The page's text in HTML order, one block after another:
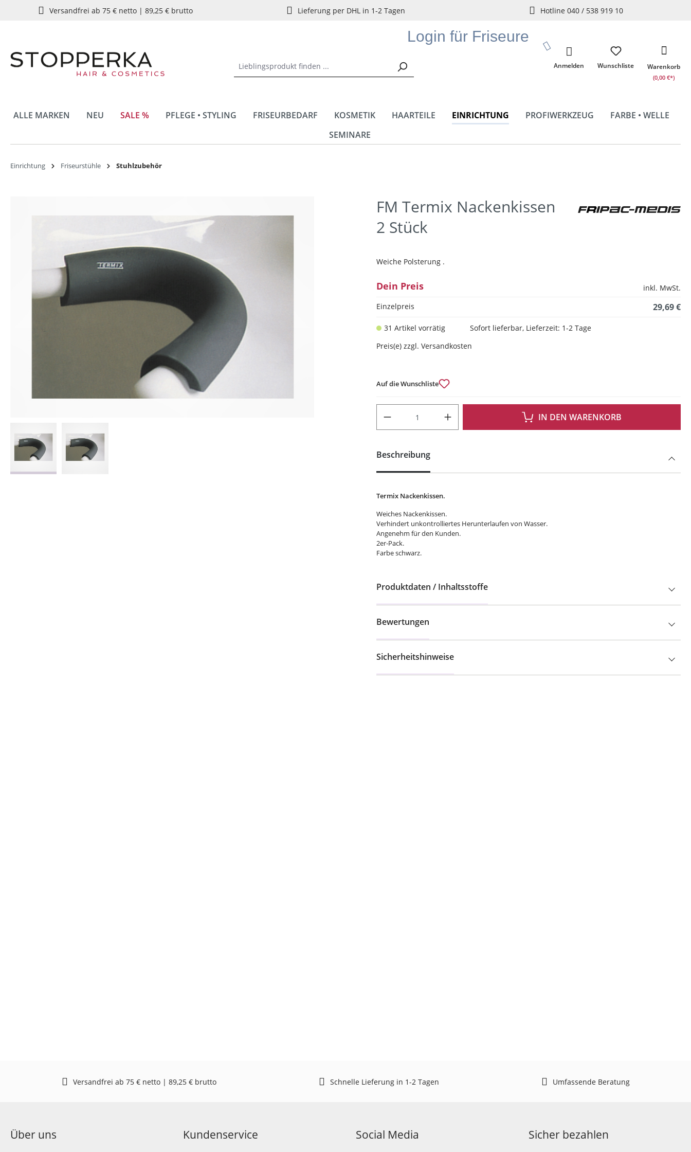
Zur Hauptnavigation springen
Versandfrei ab 75 € netto | 89,25 € brutto Lieferung per DHL in 1-2 Tagen Hotline 040 / 538 919 10
Login für Friseure
Wunschliste
Anmelden Warenkorb
(0,00 €*)
ALLE MARKEN NEU SALE % PFLEGE • STYLING FRISEURBEDARF KOSMETIK HAARTEILE EINRICHTUNG PROFIWERKZEUG
FARBE • WELLE
SEMINARE
Einrichtung Friseurstühle Stuhlzubehör
FM Termix Nackenkissen
2 Stück
Weiche Polsterung .
Dein Preis
inkl. MwSt.
Einzelpreis
29,69 €
31 Artikel vorrätig
Sofort lieferbar, Lieferzeit: 1-2 Tage
Preis(e) zzgl. Versandkosten
Auf die Wunschliste
IN DEN WARENKORB
Beschreibung
Termix Nackenkissen.
Weiches Nackenkissen.
Verhindert unkontrolliertes Herunterlaufen von Wasser.
Angenehm für den Kunden.
2er-Pack.
Farbe schwarz.
Produktdaten / Inhaltsstoffe
Bewertungen
Sicherheitshinweise
Versandfrei ab 75 € netto | 89,25 € brutto Schnelle Lieferung in 1-2 Tagen Umfassende Beratung
Über uns Kundenservice Social Media Sicher bezahlen